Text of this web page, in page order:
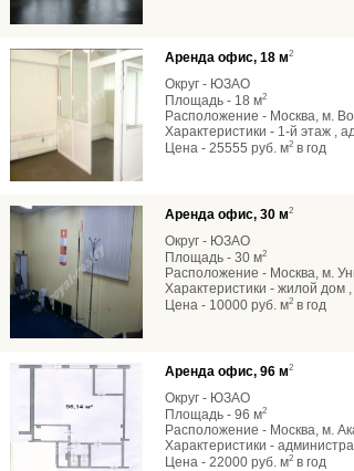
Аренда офис, 18 м2
Округ - ЮЗАО
Площадь - 18 м2
Расположение - Москва, м.
Характеристики - 1-й этаж ,
Цена - 25555 руб. м2 в год
Аренда офис, 30 м2
Округ - ЮЗАО
Площадь - 30 м2
Расположение - Москва, м.
Характеристики - жилой дом ,
Цена - 10000 руб. м2 в год
Аренда офис, 96 м2
Округ - ЮЗАО
Площадь - 96 м2
Расположение - Москва, м.
Характеристики -
Цена - 22000 руб. м2 в год